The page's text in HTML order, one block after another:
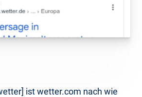
ist wetter.com nach wie